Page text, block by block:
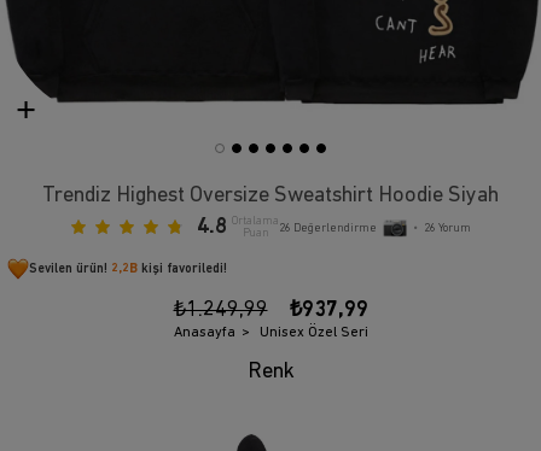
Trendiz Highest Oversize Sweatshirt Hoodie Siyah
4.8 Ortalama
Puan
26 Değerlendirme • 26 Yorum
Sevilen ürün! 2,2B kişi favoriledi!
₺1.249,99 ₺937,99
Anasayfa Unisex Özel Seri